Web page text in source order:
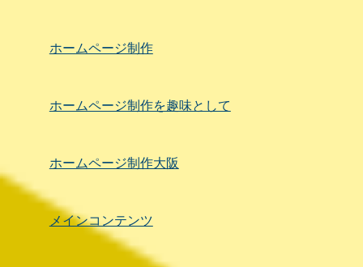
ホームページ制作
ホームページ制作を趣味として
ホームページ制作大阪
メインコンテンツ